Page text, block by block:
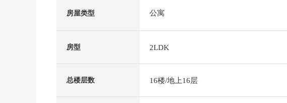
房屋类型 公寓
房型 2LDK
总楼层数 16楼/地上16层